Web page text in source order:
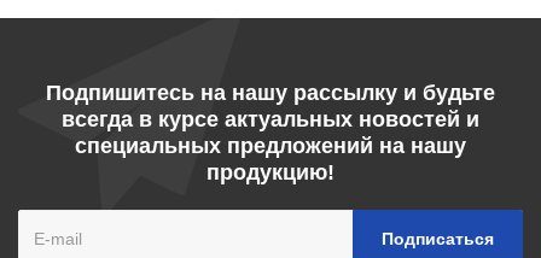
Подпишитесь на нашу рассылку и будьте
всегда в курсе актуальных новостей и
специальных предложений на нашу
продукцию!